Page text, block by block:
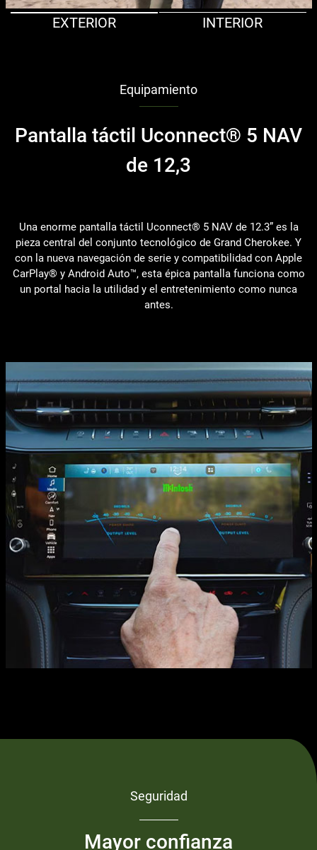
EXTERIOR INTERIOR
Equipamiento
Pantalla táctil Uconnect® 5 NAV
de 12,3
Una enorme pantalla táctil Uconnect® 5 NAV de 12.3” es la
pieza central del conjunto tecnológico de Grand Cherokee. Y
con la nueva navegación de serie y compatibilidad con Apple
CarPlay® y Android Auto™, esta épica pantalla funciona como
un portal hacia la utilidad y el entretenimiento como nunca
antes.
Seguridad
Mayor confianza